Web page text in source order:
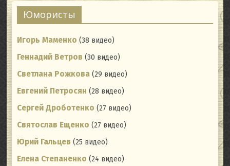
Юмористы
Игорь Маменко (38 видео)
Геннадий Ветров (30 видео)
Светлана Рожкова (29 видео)
Евгений Петросян (28 видео)
Сергей Дроботенко (27 видео)
Святослав Ещенко (27 видео)
Юрий Гальцев (25 видео)
Елена Степаненко (24 видео)